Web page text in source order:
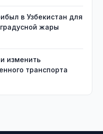
в Узбекистан для
жары
изменить
транспорта